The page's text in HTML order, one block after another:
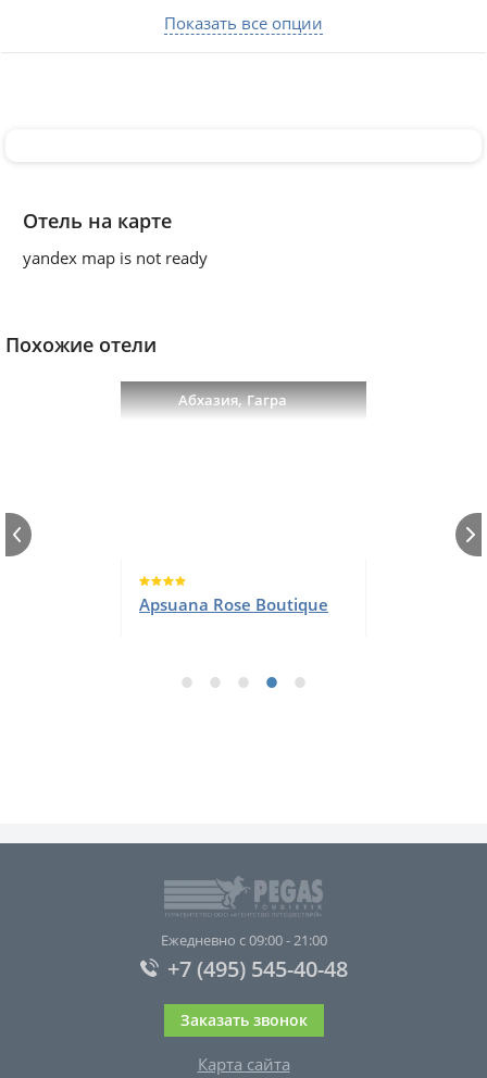
Показать все опции
Отель на карте
yandex map is not ready
Похожие отели
Абхазия,Гагра
Apsuana Rose Boutique
Ежедневно с 09:00 - 21:00
+7 (495) 545-40-48
Заказать звонок
Карта сайта